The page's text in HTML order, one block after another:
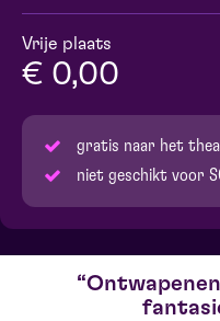
Vrije plaats
€ 0,00
gratis naar het
niet geschikt voor